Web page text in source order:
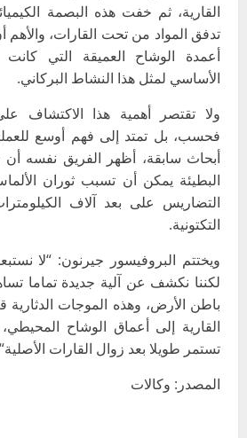
القارية، ثم خفت هذه البصمة
تدفق المواد من تحت القارات،
أعمدة الوشاح العميقة التي كانت
الأساسي لمثل هذا النشاط البركاني.
ولا تقتصر أهمية هذا الاكتشاف
فحسب، بل تمتد إلى فهم أوسع
أبحاث سابقة، أظهر الفريق نفسه أن
البطيئة يمكن أن تسبب ثوران
التضاريس على بعد آلاف
التكتونية.
ويختتم البروفيسور جيرنون: “لا
لكننا نكشف عن آلية جديدة تماما
باطن الأرض، وهذه الموجات الدثارية
القارية إلى أعماق الوشاح
تستمر طويلا بعد زوال القارات الأصلية“
المصدر: وكالات